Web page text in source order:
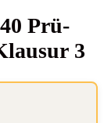
Prü­
3